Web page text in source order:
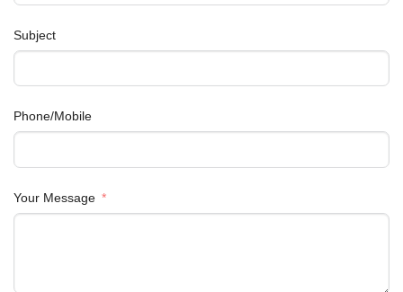
Subject
Phone/Mobile
Your Message